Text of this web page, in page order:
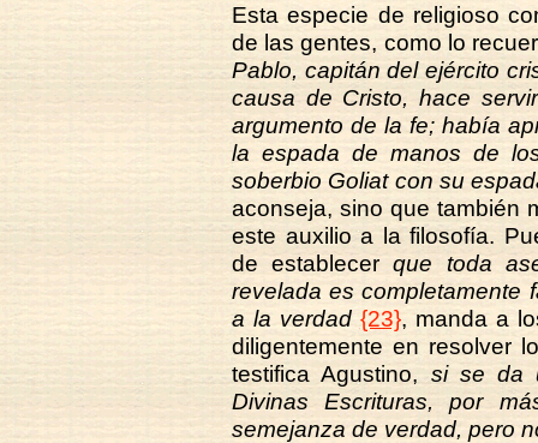
Esta especie de religioso
de las gentes, como lo
Pablo, capitán del ejército
causa de Cristo, hace
argumento de la fe; había
la espada de manos de
soberbio Goliat con su
aconseja, sino que también
este auxilio a la filosofía.
de establecerque toda
revelada es completamente
a la verdad {23}, manda a
diligentemente en resolver
testifica Agustino,si se da
Divinas Escrituras, por
semejanza de verdad, pero